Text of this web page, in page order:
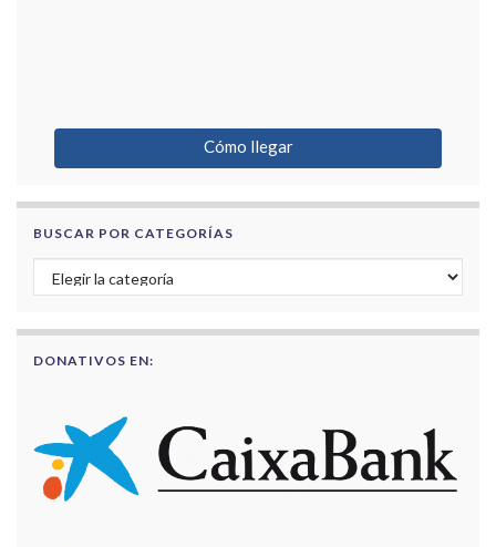
Cómo llegar
BUSCAR POR CATEGORÍAS
Buscar por categorías
DONATIVOS EN: